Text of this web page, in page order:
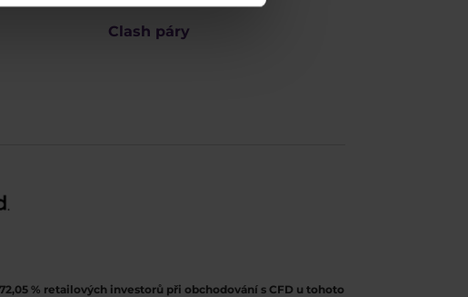
Clash páry
% retailových investorů při obchodování s CFD u tohoto